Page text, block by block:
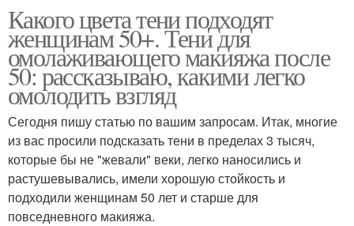
Какого цвета тени подходят
женщинам 50+. Тени для
омолаживающего макияжа после
50: рассказываю, какими легко
омолодить взгляд
Сегодня пишу статью по вашим запросам. Итак, многие
из вас просили подсказать тени в пределах 3 тысяч,
которые бы не "жевали" веки, легко наносились и
растушевывались, имели хорошую стойкость и
подходили женщинам 50 лет и старше для
повседневного макияжа.